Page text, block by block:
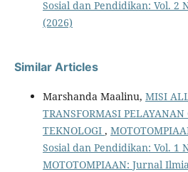
Sosial dan Pendidikan: Vol. 2
(2026)
Similar Articles
Marshanda Maalinu, MISI
TRANSFORMASI
TEKNOLOGI ,
Sosial dan Pendidikan: Vol. 1
MOTOTOMPIAAN: Jurnal